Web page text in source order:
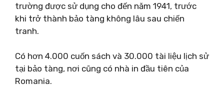
trường được sử dụng cho đến năm 1941, trước
khi trở thành bảo tàng không lâu sau chiến
tranh.
Có hơn 4.000 cuốn sách và 30.000 tài liệu lịch sử
tại bảo tàng, nơi cũng có nhà in đầu tiên của
Romania.